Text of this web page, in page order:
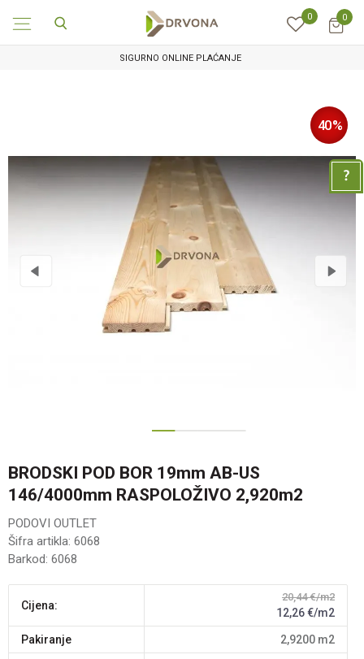
0 0
SIGURNO ONLINE PLAĆANJE
40%
BRODSKI POD BOR 19mm AB-US
146/4000mm RASPOLOŽIVO 2,920m2
PODOVI OUTLET
Šifra artikla: 6068
Barkod: 6068
Cijena:
20,44 €/m2
12,26€/m2
pakiranje 2,9200 m2